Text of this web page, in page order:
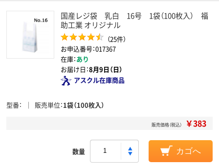
国産レジ袋 乳白 16号 1袋（100枚入） 福
助工業 オリジナル
（25件）
お申込番号：017367
在庫：あり
お届け日：8月9日（日）
アスクル在庫商品
型番 販売単位 1袋（100枚入）
販売価格（税込） ￥383
数量 カゴへ